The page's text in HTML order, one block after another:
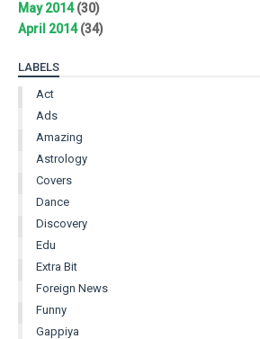
May 2014(30)
April 2014(34)
LABELS
Act
Ads
Amazing
Astrology
Covers
Dance
Discovery
Edu
Extra Bit
Foreign News
Funny
Gappiya